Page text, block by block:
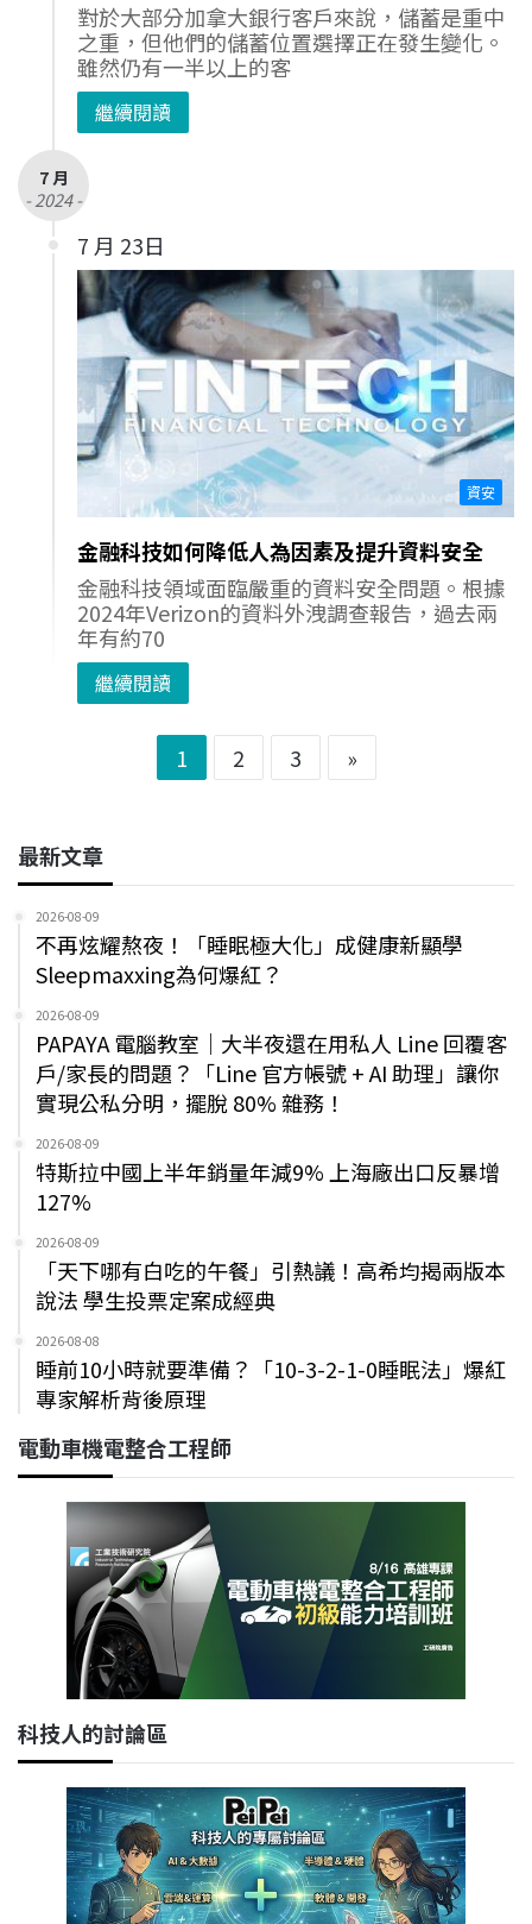
對於大部分加拿大銀行客戶來說，儲蓄是重中
之重，但他們的儲蓄位置選擇正在發生變化。
雖然仍有一半以上的客
繼續閱讀
7 月
- 2024 -
7 月 23日
資安
金融科技如何降低人為因素及提升資料安全
金融科技領域面臨嚴重的資料安全問題。根據
2024年Verizon的資料外洩調查報告，過去兩
年有約70
繼續閱讀
1 2 3 »
最新文章
2026-08-09
不再炫耀熬夜！「睡眠極大化」成健康新顯學
Sleepmaxxing為何爆紅？
2026-08-09
PAPAYA 電腦教室｜大半夜還在用私人 Line 回覆客
戶/家長的問題？「Line 官方帳號 + AI 助理」讓你
實現公私分明，擺脫 80% 雜務！
2026-08-09
特斯拉中國上半年銷量年減9% 上海廠出口反暴增
127%
2026-08-09
「天下哪有白吃的午餐」引熱議！高希均揭兩版本
說法 學生投票定案成經典
2026-08-08
睡前10小時就要準備？「10-3-2-1-0睡眠法」爆紅
專家解析背後原理
電動車機電整合工程師
科技人的討論區